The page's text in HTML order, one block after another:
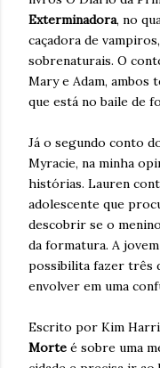
Exterminadora, no
caçadora de
sobrenaturais. O
Mary e Adam, ambos
que está no baile de
Já o segundo conto
Myracie, na minha
histórias. Lauren
adolescente que
descobrir se o
da formatura. A
possibilita fazer três
envolver em uma
Escrito por Kim
Morte é sobre uma